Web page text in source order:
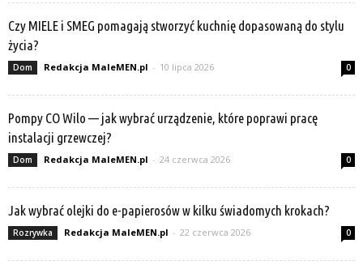
Czy MIELE i SMEG pomagają stworzyć kuchnię dopasowaną do stylu
życia?
Dom Redakcja MaleMEN.pl - 10 lipca 2026 0
Pompy CO Wilo — jak wybrać urządzenie, które poprawi pracę
instalacji grzewczej?
Dom Redakcja MaleMEN.pl - 24 czerwca 2026 0
Jak wybrać olejki do e-papierosów w kilku świadomych krokach?
Rozrywka Redakcja MaleMEN.pl - 22 czerwca 2026 0